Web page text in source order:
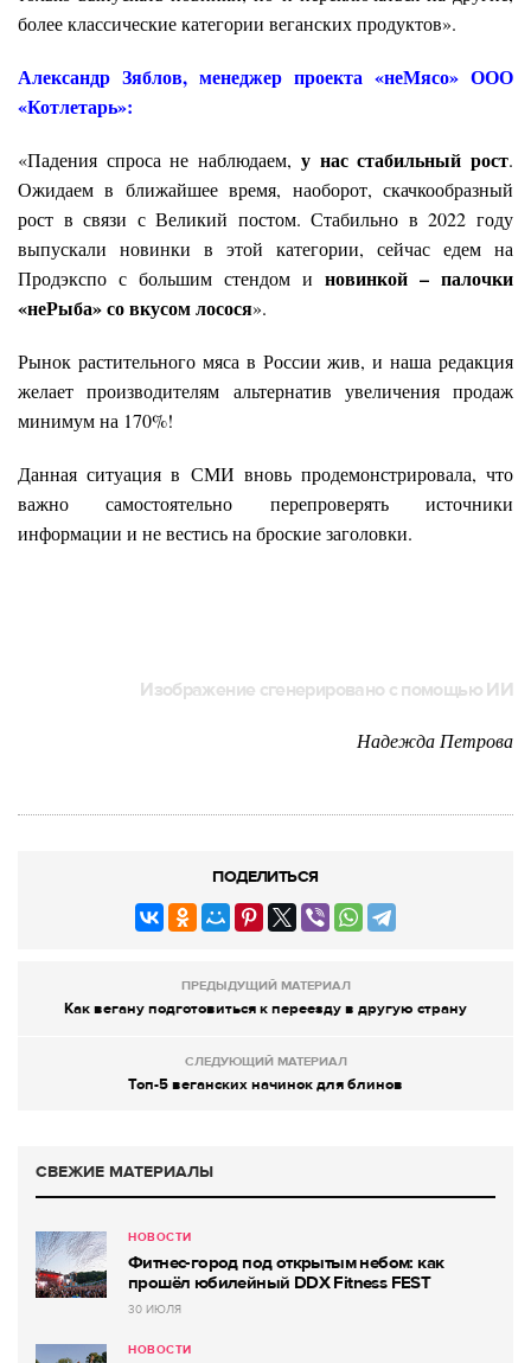
более классические категории веганских продуктов».
Александр Зяблов, менеджер проекта «неМясо» ООО
«Котлетарь»:
«Падения спроса не наблюдаем, у нас стабильный рост.
Ожидаем в ближайшее время, наоборот, скачкообразный
рост в связи с Великий постом. Стабильно в 2022 году
выпускали новинки в этой категории, сейчас едем на
Продэкспо с большим стендом и новинкой – палочки
«неРыба» со вкусом лосося».
Рынок растительного мяса в России жив, и наша редакция
желает производителям альтернатив увеличения продаж
минимум на 170%!
Данная ситуация в СМИ вновь продемонстрировала, что
важно самостоятельно перепроверять источники
информации и не вестись на броские заголовки.
Изображение сгенерировано с помощью ИИ
Надежда Петрова
ПОДЕЛИТЬСЯ
ПРЕДЫДУЩИЙ МАТЕРИАЛ
Как вегану подготовиться к переезду в другую страну
СЛЕДУЮЩИЙ МАТЕРИАЛ
Топ-5 веганских начинок для блинов
СВЕЖИЕ МАТЕРИАЛЫ
НОВОСТИ
Фитнес-город под открытым небом: как
прошёл юбилейный DDX Fitness FEST
30 ИЮЛЯ
НОВОСТИ